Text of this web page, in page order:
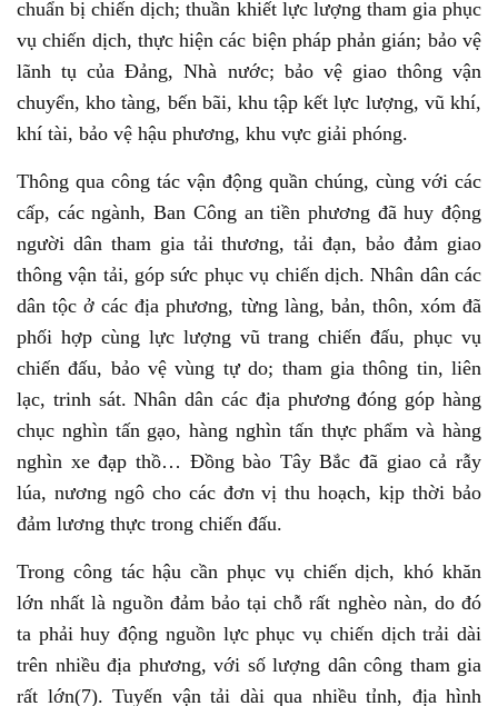
chuẩn bị chiến dịch; thuần khiết lực lượng tham gia phục
vụ chiến dịch, thực hiện các biện pháp phản gián; bảo vệ
lãnh tụ của Đảng, Nhà nước; bảo vệ giao thông vận
chuyển, kho tàng, bến bãi, khu tập kết lực lượng, vũ khí,
khí tài, bảo vệ hậu phương, khu vực giải phóng.
Thông qua công tác vận động quần chúng, cùng với các
cấp, các ngành, Ban Công an tiền phương đã huy động
người dân tham gia tải thương, tải đạn, bảo đảm giao
thông vận tải, góp sức phục vụ chiến dịch. Nhân dân các
dân tộc ở các địa phương, từng làng, bản, thôn, xóm đã
phối hợp cùng lực lượng vũ trang chiến đấu, phục vụ
chiến đấu, bảo vệ vùng tự do; tham gia thông tin, liên
lạc, trinh sát. Nhân dân các địa phương đóng góp hàng
chục nghìn tấn gạo, hàng nghìn tấn thực phẩm và hàng
nghìn xe đạp thồ… Đồng bào Tây Bắc đã giao cả rẫy
lúa, nương ngô cho các đơn vị thu hoạch, kịp thời bảo
đảm lương thực trong chiến đấu.
Trong công tác hậu cần phục vụ chiến dịch, khó khăn
lớn nhất là nguồn đảm bảo tại chỗ rất nghèo nàn, do đó
ta phải huy động nguồn lực phục vụ chiến dịch trải dài
trên nhiều địa phương, với số lượng dân công tham gia
rất lớn(7). Tuyến vận tải dài qua nhiều tỉnh, địa hình